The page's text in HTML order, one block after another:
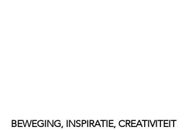
BEWEGING, INSPIRATIE, CREATIVITEIT